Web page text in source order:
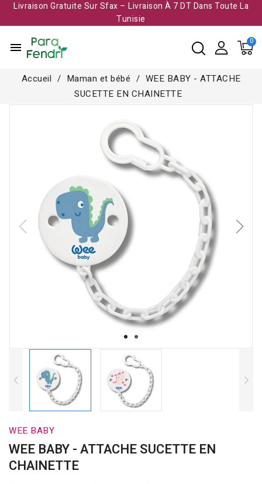
Livraison Gratuite Sur Sfax – Livraison À 7 DT Dans Toute La
Tunisie​
menu
Accueil Maman et bébé
WEE BABY - ATTACHE
SUCETTE EN CHAINETTE
WEE BABY
WEE BABY - ATTACHE SUCETTE EN
CHAINETTE